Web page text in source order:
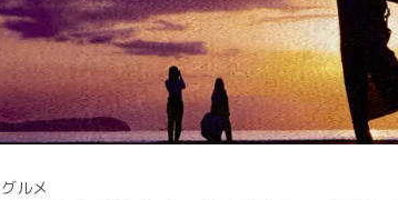
グルメ